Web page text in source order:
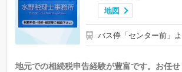
地図
バス停「センター前」
地元での相続税申告経験が豊富です。お任せ